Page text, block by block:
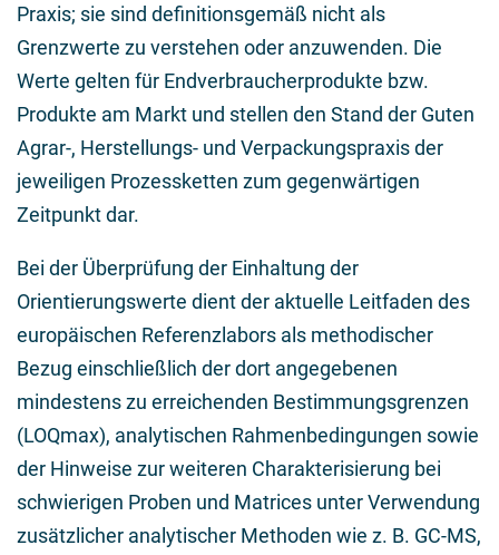
Praxis; sie sind definitionsgemäß nicht als
Grenzwerte zu verstehen oder anzuwenden. Die
Werte gelten für Endverbraucherprodukte bzw.
Produkte am Markt und stellen den Stand der Guten
Agrar-, Herstellungs- und Verpackungspraxis der
jeweiligen Prozessketten zum gegenwärtigen
Zeitpunkt dar.
Bei der Überprüfung der Einhaltung der
Orientierungswerte dient der aktuelle Leitfaden des
europäischen Referenzlabors als methodischer
Bezug einschließlich der dort angegebenen
mindestens zu erreichenden Bestimmungsgrenzen
(LOQmax), analytischen Rahmenbedingungen sowie
der Hinweise zur weiteren Charakterisierung bei
schwierigen Proben und Matrices unter Verwendung
zusätzlicher analytischer Methoden wie z. B. GC-MS,